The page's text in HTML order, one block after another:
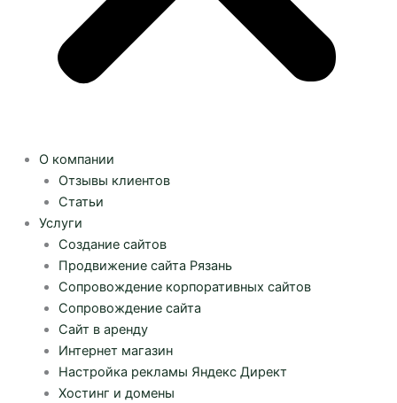
О компании
Отзывы клиентов
Статьи
Услуги
Создание сайтов
Продвижение сайта Рязань
Сопровождение корпоративных сайтов
Сопровождение сайта
Сайт в аренду
Интернет магазин
Настройка рекламы Яндекс Директ
Хостинг и домены